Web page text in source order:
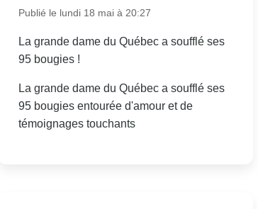
Publié le lundi 18 mai à 20:27
La grande dame du Québec a soufflé ses
95 bougies !
La grande dame du Québec a soufflé ses
95 bougies entourée d'amour et de
témoignages touchants